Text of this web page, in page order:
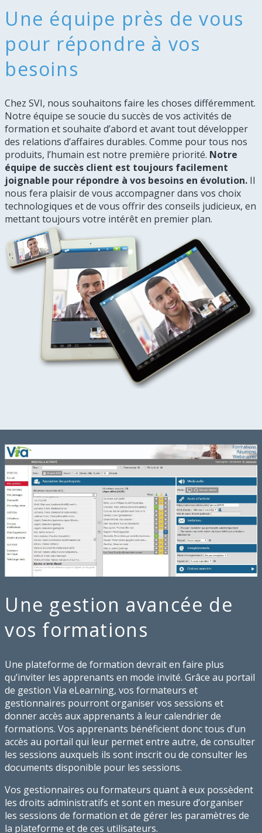
Une équipe près de vous
pour répondre à vos
besoins
Chez SVI, nous souhaitons faire les choses différemment.
Notre équipe se soucie du succès de vos activités de
formation et souhaite d’abord et avant tout développer
des relations d’affaires durables. Comme pour tous nos
produits, l’humain est notre première priorité. Notre
équipe de succès client est toujours facilement
joignable pour répondre à vos besoins en évolution. Il
nous fera plaisir de vous accompagner dans vos choix
technologiques et de vous offrir des conseils judicieux, en
mettant toujours votre intérêt en premier plan.
Une gestion avancée de
vos formations
Une plateforme de formation devrait en faire plus
qu’inviter les apprenants en mode invité. Grâce au portail
de gestion Via eLearning, vos formateurs et
gestionnaires pourront organiser vos sessions et
donner accès aux apprenants à leur calendrier de
formations. Vos apprenants bénéficient donc tous d’un
accès au portail qui leur permet entre autre, de consulter
les sessions auxquels ils sont inscrit ou de consulter les
documents disponible pour les sessions.
Vos gestionnaires ou formateurs quant à eux possèdent
les droits administratifs et sont en mesure d’organiser
les sessions de formation et de gérer les paramètres de
la plateforme et de ces utilisateurs.